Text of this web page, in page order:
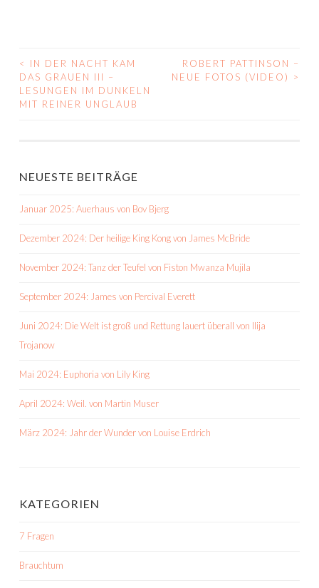
BEITRAGS-
NAVIGATION
<
IN DER NACHT KAM
DAS GRAUEN III –
LESUNGEN IM DUNKELN
MIT REINER UNGLAUB
ROBERT PATTINSON –
NEUE FOTOS (VIDEO)
>
NEUESTE BEITRÄGE
Januar 2025: Auerhaus von Bov Bjerg
Dezember 2024: Der heilige King Kong von James McBride
November 2024: Tanz der Teufel von Fiston Mwanza Mujila
September 2024: James von Percival Everett
Juni 2024: Die Welt ist groß und Rettung lauert überall von Ilija
Trojanow
Mai 2024: Euphoria von Lily King
April 2024: Weil. von Martin Muser
März 2024: Jahr der Wunder von Louise Erdrich
KATEGORIEN
7 Fragen
Brauchtum